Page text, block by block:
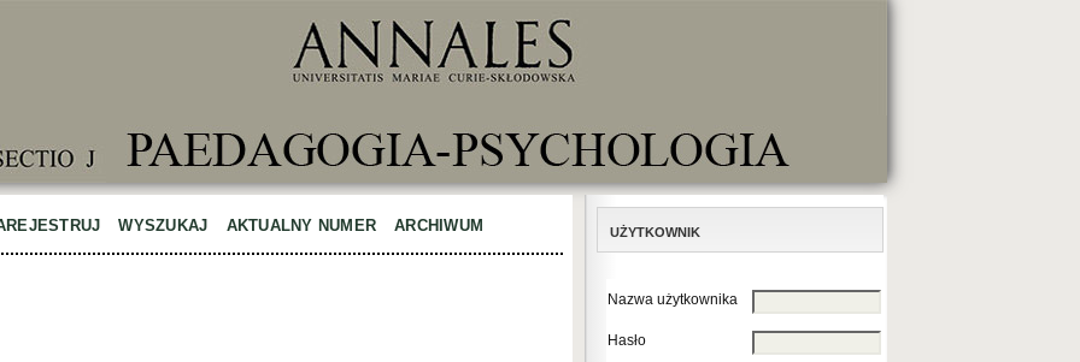
UŻYTKOWNIK
Nazwa użytkownika
Hasło
WYSZUKAJ AKTUALNY NUMER ARCHIWUM